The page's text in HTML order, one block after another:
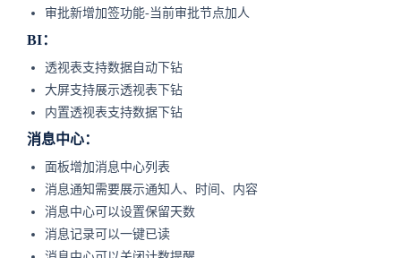
审批新增加签功能-当前审批节点加人
BI：
透视表支持数据自动下钻
大屏支持展示透视表下钻
内置透视表支持数据下钻
消息中心：
面板增加消息中心列表
消息通知需要展示通知人、时间、内容
消息中心可以设置保留天数
消息记录可以一键已读